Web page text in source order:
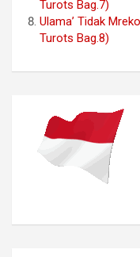
Turots Bag.7)
Ulama’ Tidak
Turots Bag.8)